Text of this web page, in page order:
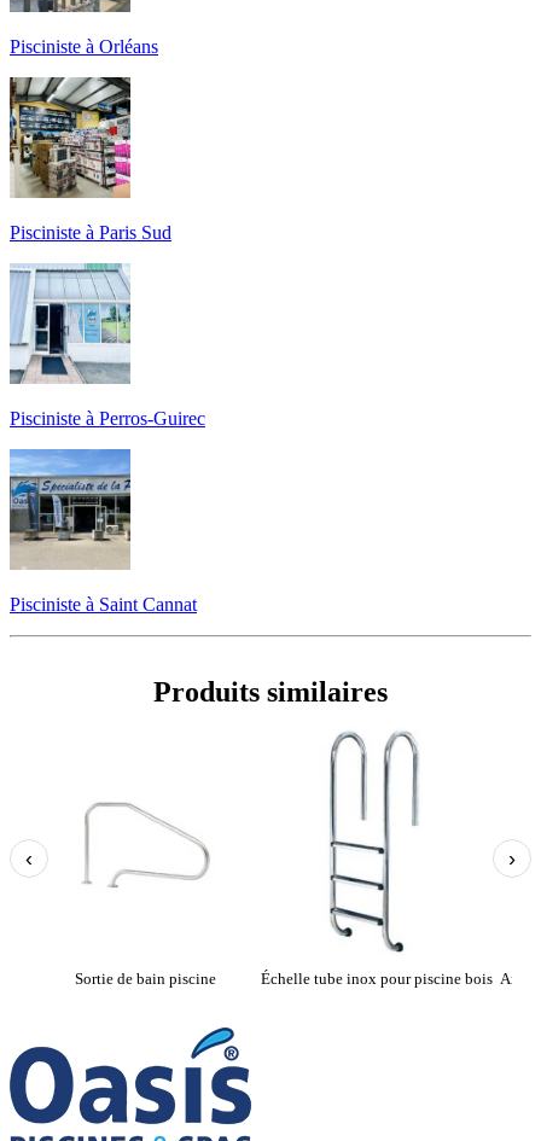
Pisciniste à Orléans
Pisciniste à Paris Sud
Pisciniste à Perros-Guirec
Pisciniste à Saint Cannat
Produits similaires
‹
Sortie de bain piscine Échelle tube inox pour piscine bois
›